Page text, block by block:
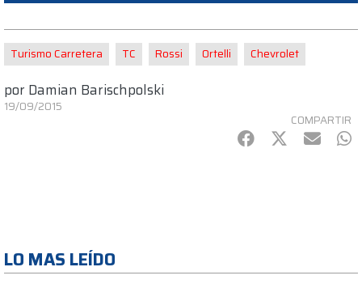
Turismo Carretera TC Rossi Ortelli Chevrolet
por Damian Barischpolski
19/09/2015
COMPARTIR
Facebook
Twitter
mail
LO MAS LEÍDO